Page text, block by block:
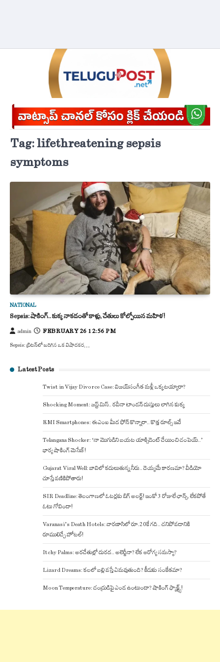
Tag:life-threatening sepsis
symptoms
NATIONAL
Sepsis: షాకింగ్.. కుక్క నాకడంతో కాళ్లు, చేతులు కోల్పోయిన మహిళ!
admin FEBRUARY 26 12:56 PM
Sepsis: బ్రిటన్‌లో జరిగిన ఒక విషాదకర…
Latest Posts
Twist in Vijay Divorce Case: విజయ్-సంగీత మళ్లీ ఒక్కటయ్యారా?
Shocking Moment: జస్ట్ మిస్.. రవీనా టాండన్ దుస్తులు లాగిన కుక్క
EMI Smartphones: ఈఎంఐ మీద ఫోన్ కొన్నారా.. కొత్త రూల్స్ ఇవే
Telangana Shocker: ‘నా మొగుడిని బయట యాక్సిడెంట్ చేయించి చంపెయ్..’
భార్య షాకింగ్ మెసేజ్!
Gujarat Viral Well: బావిలో కదులుతున్న నీరు.. దెయ్యమే కారణమా? వీడియో
చూస్తే వణికిపోతారు!
SIR Deadline: తెలంగాణలో ఓటర్లకు బిగ్ అలర్ట్! ఇంకో 3 రోజులే ఛాన్స్, లేకపోతే
ఓటు గోవిందా!
Varanasi’s Death Hotels: వారణాసిలో రూ.20కే గది.. చనిపోవడానికి
రూములిచ్చే హోటల్!
Itchy Palms: అరచేతుల్లో దురద.. అలెర్జీనా? లేక ఆరోగ్య సమస్యా?
Lizard Dreams: కలలో బల్లి వస్తే ఏమవుతుంది? కీడుకు సంకేతమా?
Moon Temperature: చంద్రుడిపై ఎండ ఉంటుందా? షాకింగ్ ఫ్యాక్ట్స్!